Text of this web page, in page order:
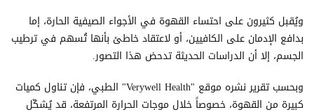
ويُقبل كثيرون على احتساء القهوة في الأجواء الصيفية الحارة، إما
بدافع الإدمان على الكافيين، أو لاعتقاد خاطئ بأنها تُسهم في ترطيب
الجسم، إلا أن الدراسات الحديثة تدحض هذا التصور.
وبحسب تقرير نشره موقع "Verywell Health" الطبي، فإن تناول كميات
كبيرة من القهوة، خصوصاً خلال موجات الحرارة المرتفعة، قد يُشكّل